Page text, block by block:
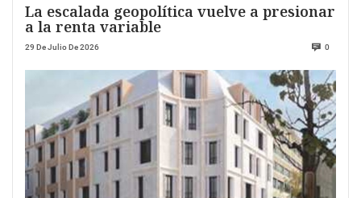
La escalada geopolítica vuelve a presionar
a la renta variable
29 De Julio De 2026 0